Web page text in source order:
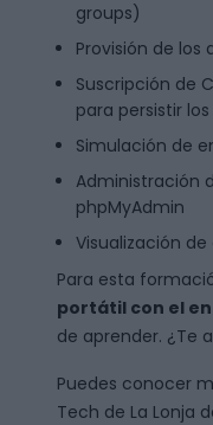
groups)
Provisión de los
Suscripción de
para persistir
Simulación de
Administración
phpMyAdmin
Visualización
Para esta
portátil con el
de aprender. ¿Te
Puedes conocer
Tech de La Lonja